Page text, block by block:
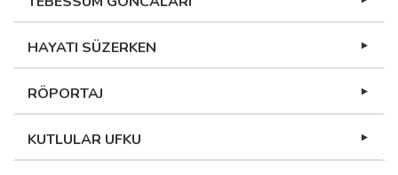
HAYATI SÜZERKEN
RÖPORTAJ
KUTLULAR UFKU